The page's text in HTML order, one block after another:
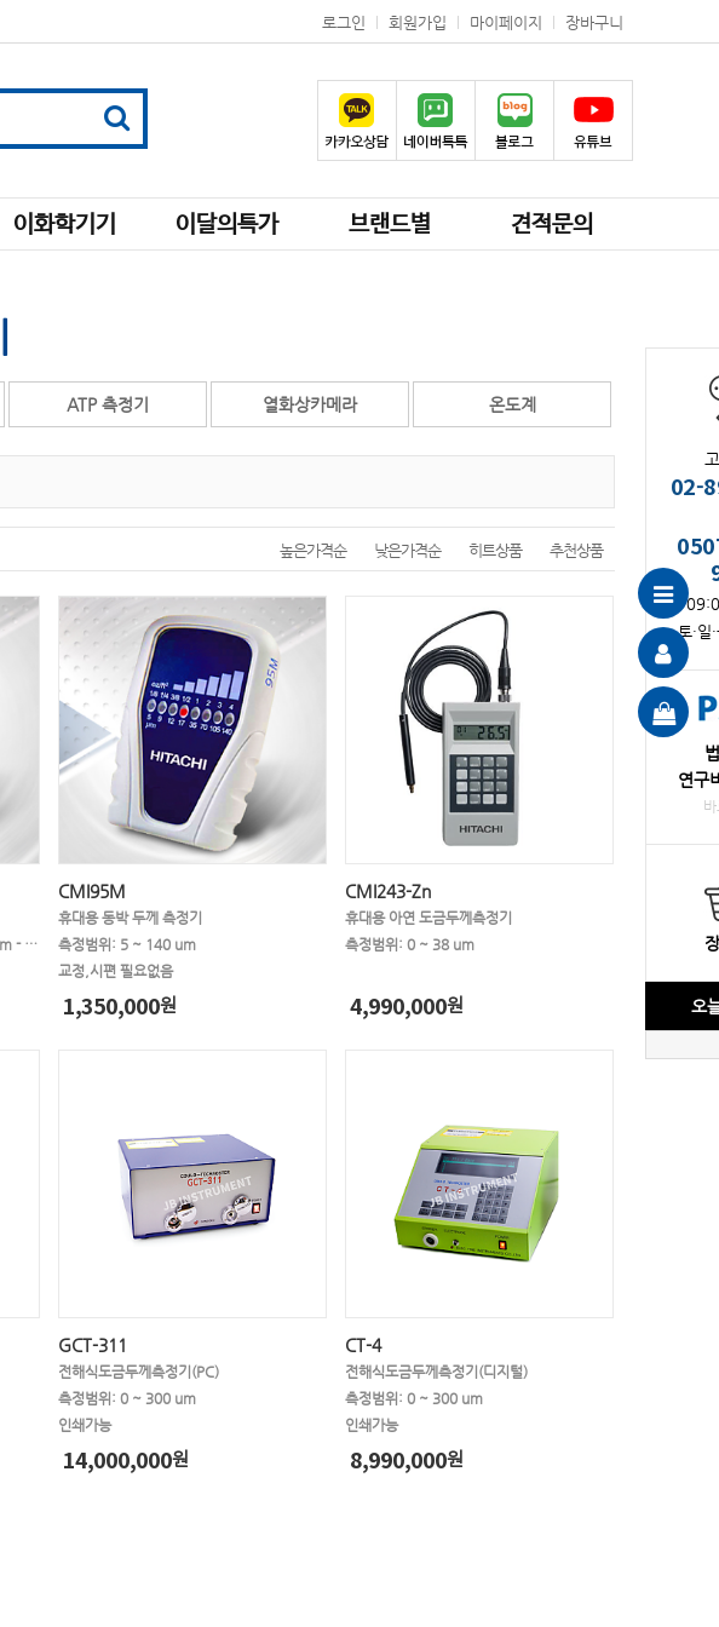
로그인 회원가입 마이페이지 장바구니
이화학기기 이달의특가 브랜드별 견적문의
02-
토·일
연구
오
ATP 측정기 열화상카메라 온도계
높은가격순 낮은가격순 히트상품 추천상품
측정범위: 2.0 um - 254 um / 0.25 um - 12.7 um
CMI95M
휴대용 동박 두께 측정기
측정범위: 5 ~ 140 um
교정,시편 필요없음
1,350,000원
CMI243-Zn
휴대용 아연 도금두께측정기
측정범위: 0 ~ 38 um
4,990,000원
GCT-311
전해식도금두께측정기(PC)
측정범위: 0 ~ 300 um
인쇄가능
14,000,000원
CT-4
전해식도금두께측정기(디지털)
측정범위: 0 ~ 300 um
인쇄가능
8,990,000원